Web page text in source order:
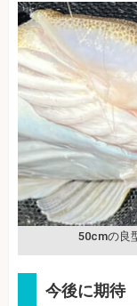
50cmの良
今後に期待